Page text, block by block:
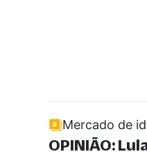
Mercado de
OPINIÃO: